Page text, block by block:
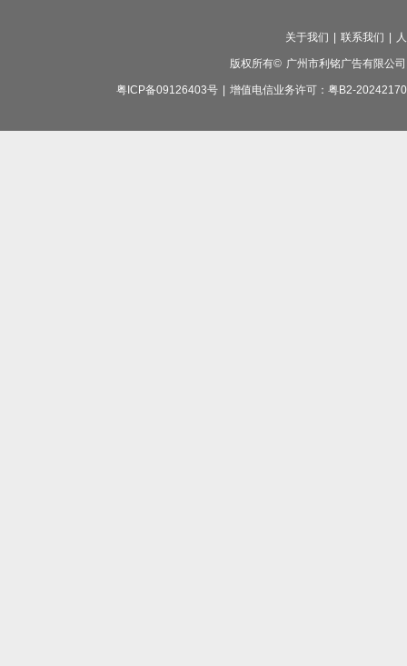
关于我们 联系我们
版权所有© 广州市利铭广告有限公司
粤ICP备09126403号 增值电信业务许可：粤B2-20242170